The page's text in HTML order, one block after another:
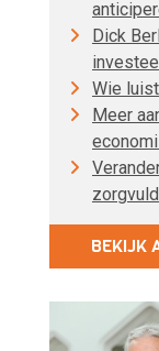
Dick
Wie
Meer
BEKIJK